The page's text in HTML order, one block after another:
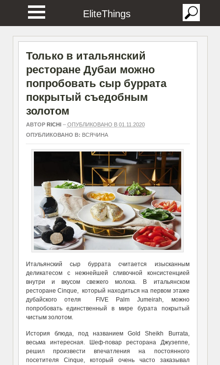
EliteThings
Только в итальянский
ресторане Дубаи можно
попробовать сыр буррата
покрытый съедобным
золотом
АВТОР RICHI– ОПУБЛИКОВАНО В 01.11.2020
ОПУБЛИКОВАНО В: ВСЯЧИНА
Итальянский сыр буррата считается изысканным
деликатесом с нежнейшей сливочной консистенцией
внутри и вкусом свежего молока. В итальянском
ресторане Cinque, который находиться на первом этаже
дубайского отеля FIVE Palm Jumeirah, можно
попробовать единственный в мире бурата покрытый
чистым золотом.
История блюда, под названием Gold Sheikh Burrata,
весьма интересная. Шеф-повар ресторана Джузеппе,
решил произвести впечатления на постоянного
посетителя Cinque, который очень часто заказывал